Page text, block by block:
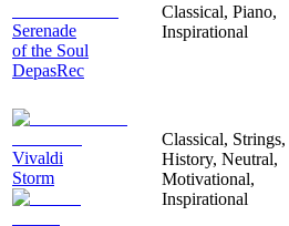
Serenade
of the Soul
DepasRec
Classical, Piano,
Inspirational
Vivaldi
Storm
Classical, Strings,
History, Neutral,
Motivational,
Inspirational